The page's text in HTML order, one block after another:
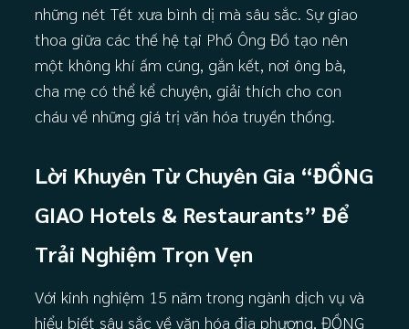
những nét Tết xưa bình dị mà sâu sắc. Sự giao
thoa giữa các thế hệ tại Phố Ông Đồ tạo nên
một không khí ấm cúng, gắn kết, nơi ông bà,
cha mẹ có thể kể chuyện, giải thích cho con
cháu về những giá trị văn hóa truyền thống.
Lời Khuyên Từ Chuyên Gia “ĐỒNG
GIAO Hotels & Restaurants” Để
Trải Nghiệm Trọn Vẹn
Với kinh nghiệm 15 năm trong ngành dịch vụ và
hiểu biết sâu sắc về văn hóa địa phương, ĐỒNG